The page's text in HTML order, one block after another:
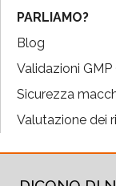
PARLIAMO?
Blog
Validazioni GMP
Sicurezza
Valutazione dei